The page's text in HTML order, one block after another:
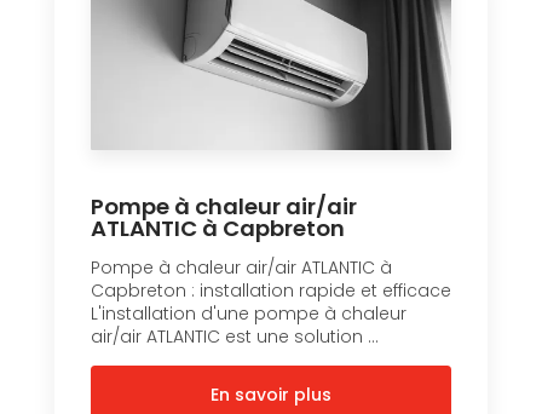
Pompe à chaleur air/air
ATLANTIC à Capbreton
Pompe à chaleur air/air ATLANTIC à
Capbreton : installation rapide et efficace
L'installation d'une pompe à chaleur
air/air ATLANTIC est une solution ...
En savoir plus